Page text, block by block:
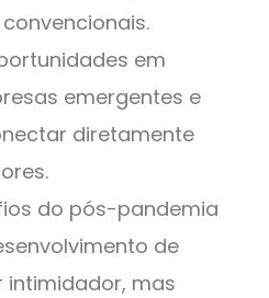
em
emergentes e
diretamente
do pós-pandemia
de
mas